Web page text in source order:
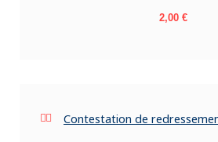
Prix
2,00 €
Contestation de